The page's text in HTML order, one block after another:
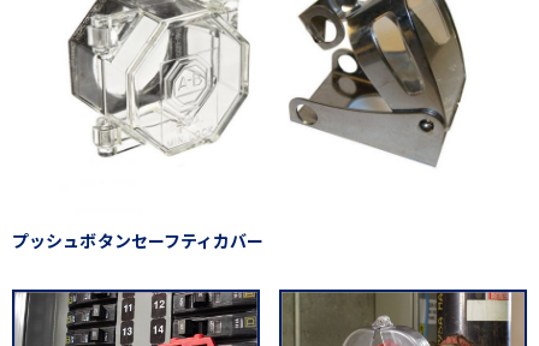
プッシュボタンセーフティカバー